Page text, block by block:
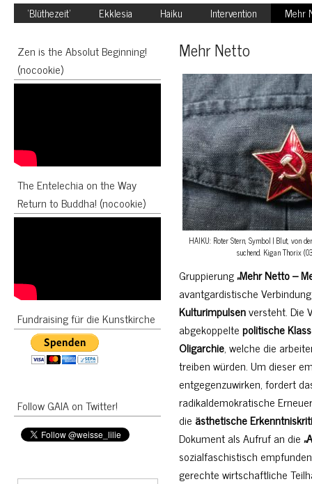
‘Blüthezeit’ Ekklesia Haiku Intervention Mehr
Zen is the Absolut Beginning!
(nocookie)
The Entelechia on the Way
Return to Buddha! (nocookie)
Fundraising für die Kunstkirche
Follow GAIA on Twitter!
Mehr Netto
HAIKU: Roter Stern, Symbol | Blut, von
suchend. Kigan Thorix
Gruppierung„Mehr Netto –
avantgardistische
Kulturimpulsenversteht. Die
abgekoppeltepolitische
Oligarchie, welche die
treiben würden. Um dieser
entgegenzuwirken, fordert
radikaldemokratische
die ästhetische
Dokument als Aufruf an die
sozialfaschistisch
gerechte wirtschaftliche